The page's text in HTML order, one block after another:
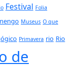
Festival Folia
Museus O que
Primavera rio Rio
de